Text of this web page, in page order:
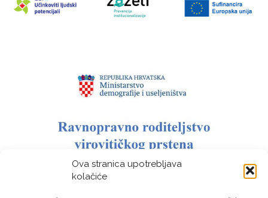
Ova stranica upotrebljava
kolačiće